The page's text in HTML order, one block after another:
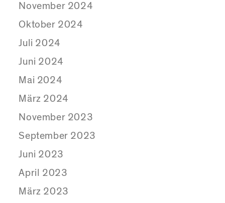
November 2024
Oktober 2024
Juli 2024
Juni 2024
Mai 2024
März 2024
November 2023
September 2023
Juni 2023
April 2023
März 2023